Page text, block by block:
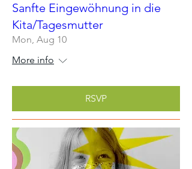
Sanfte Eingewöhnung in die
Kita/Tagesmutter
Mon, Aug 10
More info
RSVP